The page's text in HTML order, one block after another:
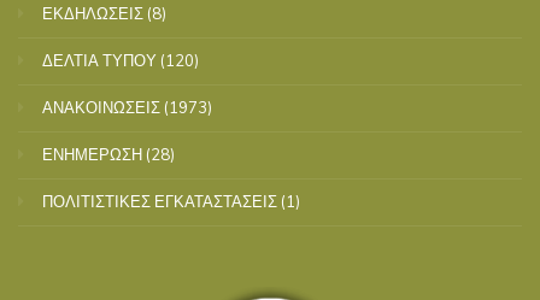
ΕΚΔΗΛΩΣΕΙΣ (8)
ΔΕΛΤΙΑ ΤΥΠΟΥ (120)
ΑΝΑΚΟΙΝΩΣΕΙΣ (1973)
ΕΝΗΜΕΡΩΣΗ (28)
ΠΟΛΙΤΙΣΤΙΚΕΣ ΕΓΚΑΤΑΣΤΑΣΕΙΣ (1)